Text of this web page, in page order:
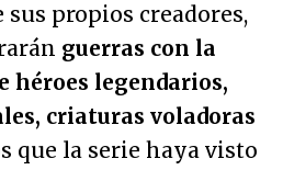
sus propios creadores,
guerras con la
héroes legendarios,
criaturas voladoras
que la serie haya visto